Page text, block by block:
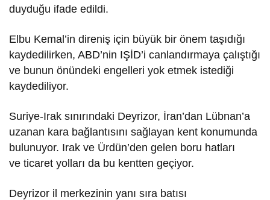
duyduğu ifade edildi.
Elbu Kemal’in direniş için büyük bir önem taşıdığı
kaydedilirken, ABD’nin IŞİD’i canlandırmaya çalıştığı
ve bunun önündeki engelleri yok etmek istediği
kaydediliyor.
Suriye-Irak sınırındaki Deyrizor, İran’dan Lübnan’a
uzanan kara bağlantısını sağlayan kent konumunda
bulunuyor. Irak ve Ürdün’den gelen boru hatları
ve ticaret yolları da bu kentten geçiyor.
Deyrizor il merkezinin yanı sıra batısı